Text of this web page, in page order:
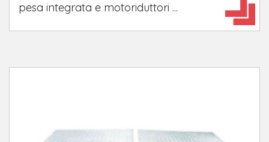
pesa integrata e motoriduttori ...